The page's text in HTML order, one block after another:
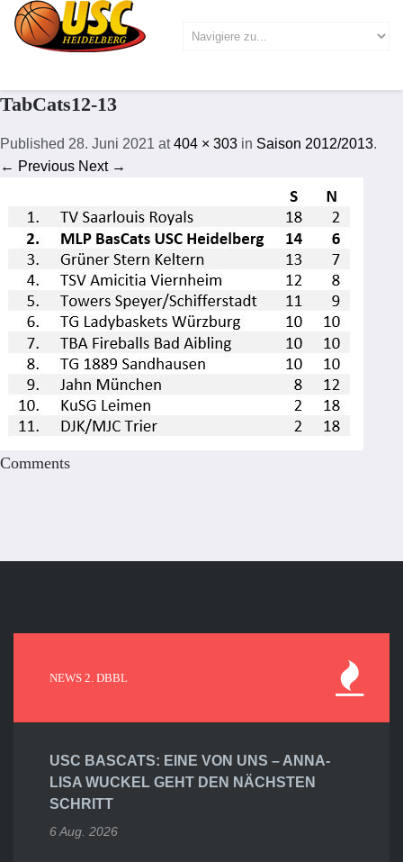
TabCats12-13
Published 28. Juni 2021 at404 × 303 in Saison 2012/2013.
← Previous Next →
Comments
NEWS 2. DBBL
USC BASCATS: EINE VON UNS – ANNA-
LISA WUCKEL GEHT DEN NÄCHSTEN
SCHRITT
6 Aug. 2026